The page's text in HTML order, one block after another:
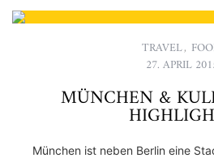
TRAVEL,
27. APRIL
MÜNCHEN &
München ist neben Berlin eine